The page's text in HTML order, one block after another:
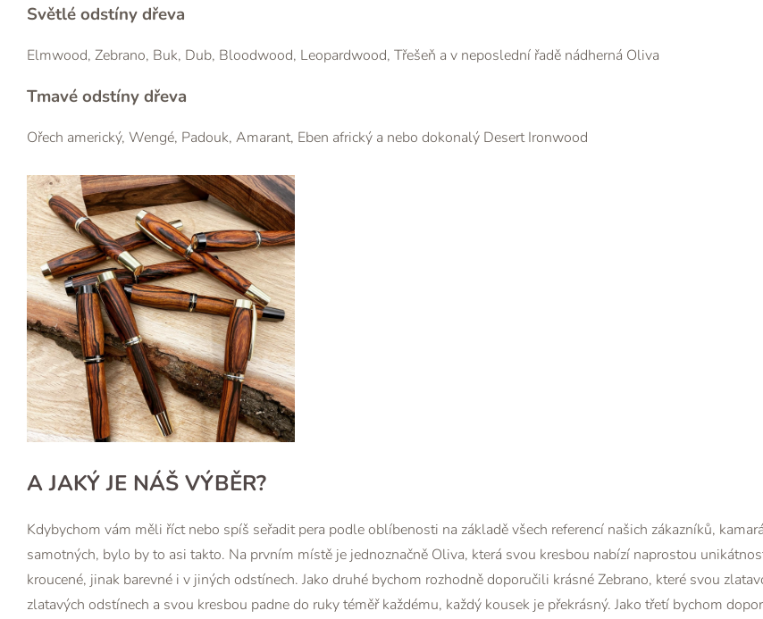
Světlé odstíny dřeva
Elmwood, Zebrano, Buk, Dub, Bloodwood, Leopardwood, Třešeň a v neposlední řadě nádherná Oliva
Tmavé odstíny dřeva
Ořech americký, Wengé, Padouk, Amarant, Eben africký a nebo dokonalý Desert Ironwood
A JAKÝ JE NÁŠ VÝBĚR?
Kdybychom vám měli říct nebo spíš seřadit pera podle oblíbenosti na základě všech referencí našich zákazníků,
samotných, bylo by to asi takto. Na prvním místě je jednoznačně Oliva, která svou kresbou nabízí naprostou
kroucené, jinak barevné i v jiných odstínech. Jako druhé bychom rozhodně doporučili krásné Zebrano, které svou
zlatavých odstínech a svou kresbou padne do ruky téměř každému, každý kousek je překrásný. Jako třetí bychom